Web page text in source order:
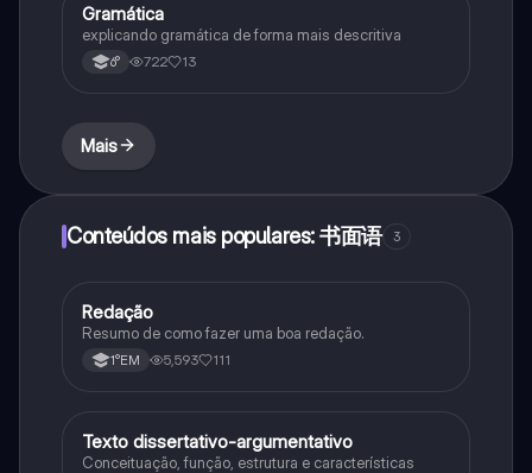
Português
Gramática
explicando gramática de forma mais descritiva
6° 722 13
Mais
Conteúdos mais populares: 书面语 3
Português
Redação
Resumo de como fazer uma boa redação.
1°EM 5,593 111
Português
Texto dissertativo-argumentativo
Conceituação, função, estrutura e características